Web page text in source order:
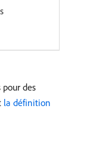
pour des
la définition